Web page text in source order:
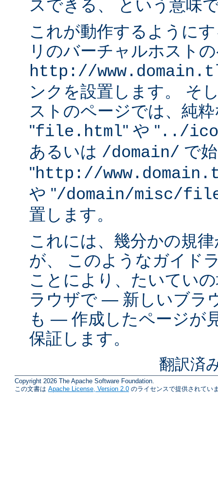
スできる、 という意味
これが動作するように
リのバーチャルホスト
http://
ンクを設置します。 そ
ストのページでは、純
"file.html" や " ../
あるいは /domain/ で
"http://
や "/domain/misc/
置します。
これには、幾分かの規
が、 このようなガイド
ことにより、たいてい
ラウザで ― 新しいブラ
も ― 作成したページが
保証します。
翻訳済
Copyright 2026 The Apache Software Foundation.
この文書は Apache License, Version 2.0 のライセンスで提供されてい